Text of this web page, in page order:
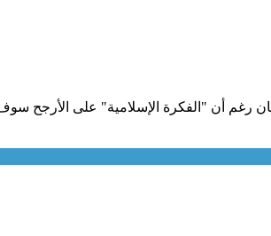
رغم أن "الفكرة الإسلامية" على الأرجح